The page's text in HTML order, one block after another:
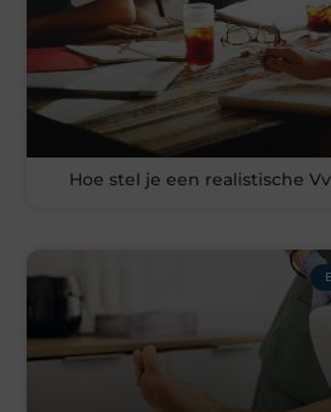
Hoe stel je een realistische